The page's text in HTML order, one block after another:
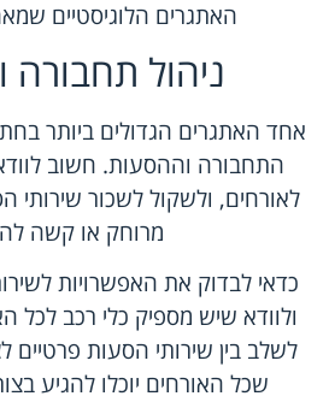
האתגרים הלוגיסטיים
ניהול תחבורה
אחד האתגרים הגדולים ביותר
התחבורה וההסעות. חשוב
לאורחים, ולשקול לשכור שירותי
מרוחק או קשה
כדאי לבדוק את האפשרויות
ולוודא שיש מספיק כלי רכב לכל
לשלב בין שירותי הסעות פרטיים
שכל האורחים יוכלו להגיע